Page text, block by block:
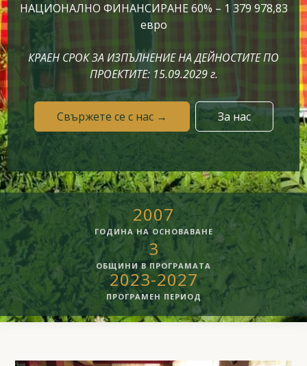
НАЦИОНАЛНО ФИНАНСИРАНЕ 60% – 1 379 978,83
евро
КРАЕН СРОК ЗА ИЗПЪЛНЕНИЕ НА ДЕЙНОСТИТЕ ПО
ПРОЕКТИТЕ: 15.09.2029 г.
Свържете се с нас → За нас
2007
ГОДИНА НА ОСНОВАВАНЕ
3
ОБЩИНИ В ПРОГРАМАТА
2023-2027
ПРОГРАМЕН ПЕРИОД